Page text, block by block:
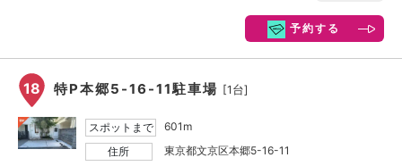
予約する
18 特P本郷5-16-11駐車場 [1台]
スポットまで
601m
住所
東京都文京区本郷5-16-11